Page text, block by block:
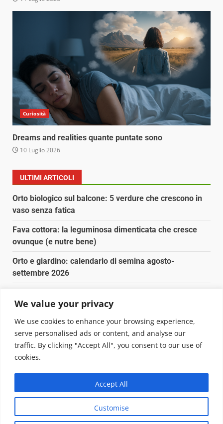
We value your privacy
We use cookies to enhance your browsing experience,
serve personalised ads or content, and analyse our
traffic. By clicking "Accept All", you consent to our use of
cookies.
Customise
Accept All
Curiosità
Dreams and realities quante puntate sono
10 Luglio 2026
ULTIMI ARTICOLI
Orto biologico sul balcone: 5 verdure che crescono in
vaso senza fatica
Fava cottora: la leguminosa dimenticata che cresce
ovunque (e nutre bene)
Orto e giardino: calendario di semina agosto-
settembre 2026
Fava cottora: come cucinarla, quando è di stagione e
perché vale la pena
Copyright © 2025 Biopianeta.it proprietà di Jws Media
Questo blog non è una testata giornalistica, in quanto
viene aggiornato senza alcuna periodicità. Non può
pertanto considerarsi un prodotto editoriale ai sensi
della legge n. 62 del 07.03.2001|DarkNewsvon AF